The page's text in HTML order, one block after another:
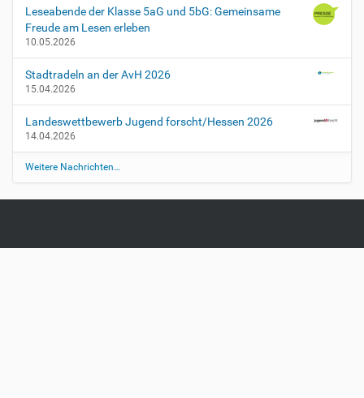
Leseabende der Klasse 5aG und 5bG: Gemeinsame
Freude am Lesen erleben
10.05.2026
Stadtradeln an der AvH 2026
15.04.2026
Landeswettbewerb Jugend forscht/Hessen 2026
14.04.2026
Weitere Nachrichten…